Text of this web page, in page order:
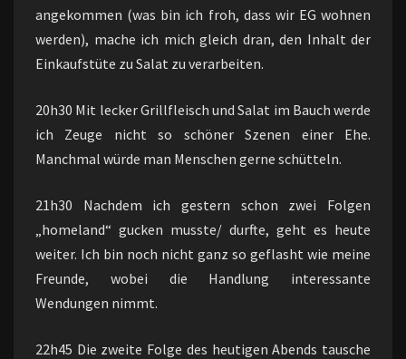
angekommen (was bin ich froh, dass wir EG wohnen
werden), mache ich mich gleich dran, den Inhalt der
Einkaufstüte zu Salat zu verarbeiten.
20h30 Mit lecker Grillfleisch und Salat im Bauch werde
ich Zeuge nicht so schöner Szenen einer Ehe.
Manchmal würde man Menschen gerne schütteln.
21h30 Nachdem ich gestern schon zwei Folgen
„homeland“ gucken musste/ durfte, geht es heute
weiter. Ich bin noch nicht ganz so geflasht wie meine
Freunde, wobei die Handlung interessante
Wendungen nimmt.
22h45 Die zweite Folge des heutigen Abends tausche